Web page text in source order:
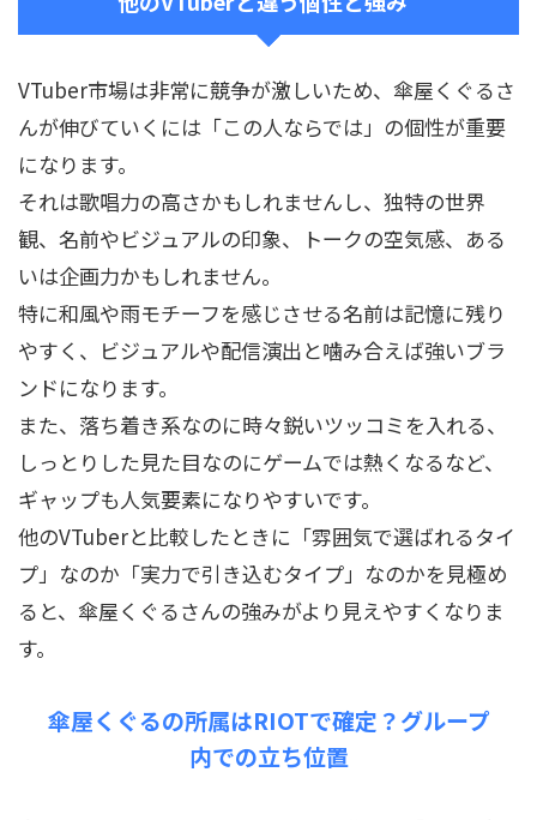
VTuber市場は非常に競争が激しいため、傘屋くぐるさ
んが伸びていくには「この人ならでは」の個性が重要
になります。
それは歌唱力の高さかもしれませんし、独特の世界
観、名前やビジュアルの印象、トークの空気感、ある
いは企画力かもしれません。
特に和風や雨モチーフを感じさせる名前は記憶に残り
やすく、ビジュアルや配信演出と噛み合えば強いブラ
ンドになります。
また、落ち着き系なのに時々鋭いツッコミを入れる、
しっとりした見た目なのにゲームでは熱くなるなど、
ギャップも人気要素になりやすいです。
他のVTuberと比較したときに「雰囲気で選ばれるタイ
プ」なのか「実力で引き込むタイプ」なのかを見極め
ると、傘屋くぐるさんの強みがより見えやすくなりま
す。
傘屋くぐるの所属はRIOTで確定？グループ
内での立ち位置